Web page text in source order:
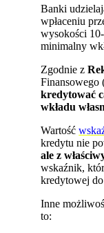
Banki
wpłaceniu
wysokości
minimalny
Zgodnie z
kredytować
wkładu
Wartość
kredytu nie
ale z
wskaźnik,
kredytowej
Inne
to: